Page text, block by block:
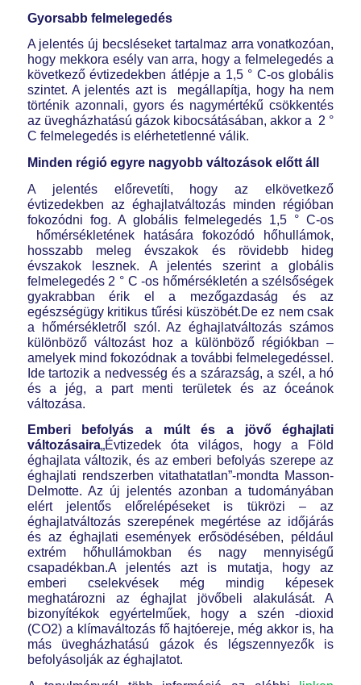
Gyorsabb felmelegedés
A jelentés új becsléseket tartalmaz arra vonatkozóan,
hogy mekkora esély van arra, hogy a felmelegedés a
következő évtizedekben átlépje a 1,5 ° C-os globális
szintet. A jelentés azt is megállapítja, hogy ha nem
történik azonnali, gyors és nagymértékű csökkentés
az üvegházhatású gázok kibocsátásában, akkor a 2 °
C felmelegedés is elérhetetlenné válik.
Minden régió egyre nagyobb változások előtt áll
A jelentés előrevetíti, hogy az elkövetkező
évtizedekben az éghajlatváltozás minden régióban
fokozódni fog. A globális felmelegedés 1,5 ° C-os
hőmérsékletének hatására fokozódó hőhullámok,
hosszabb meleg évszakok és rövidebb hideg
évszakok lesznek. A jelentés szerint a globális
felmelegedés 2 ° C -os hőmérsékletén a szélsőségek
gyakrabban érik el a mezőgazdaság és az
egészségügy kritikus tűrési küszöbét.De ez nem csak
a hőmérsékletről szól. Az éghajlatváltozás számos
különböző változást hoz a különböző régiókban –
amelyek mind fokozódnak a további felmelegedéssel.
Ide tartozik a nedvesség és a szárazság, a szél, a hó
és a jég, a part menti területek és az óceánok
változása.
Emberi befolyás a múlt és a jövőéghajlati
változásaira„Évtizedek óta világos, hogy a Föld
éghajlata változik, és az emberi befolyás szerepe az
éghajlati rendszerben vitathatatlan”-mondta Masson-
Delmotte. Az új jelentés azonban a tudományában
elért jelentős előrelépéseket is tükrözi – az
éghajlatváltozás szerepének megértése az időjárás
és az éghajlati események erősödésében, például
extrém hőhullámokban és nagy mennyiségű
csapadékban.A jelentés azt is mutatja, hogy az
emberi cselekvések még mindig képesek
meghatározni az éghajlat jövőbeli alakulását. A
bizonyítékok egyértelműek, hogy a szén -dioxid
(CO2) a klímaváltozás fő hajtóereje, még akkor is, ha
más üvegházhatású gázok és légszennyezők is
befolyásolják az éghajlatot.